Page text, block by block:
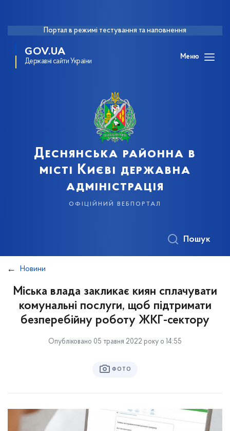
Портал в режимі тестування та наповнення
GOV.UA
Державні сайти України
Меню
Деснянська районна в
місті Києві державна
адміністрація
офіційний вебпортал
Пошук
Новини
Міська влада закликає киян сплачувати
комунальні послуги, щоб підтримати
безперебійну роботу ЖКГ-сектору
Опубліковано 05 травня 2022 року о 14:55
ФОТО